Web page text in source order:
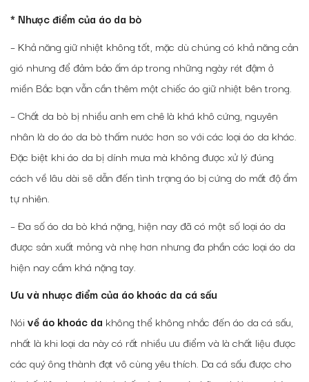
* Nhược điểm của áo da bò
– Khả năng giữ nhiệt không tốt, mặc dù chúng có khả năng cản
gió nhưng để đảm bảo ấm áp trong những ngày rét đậm ở
miền Bắc bạn vẫn cần thêm một chiếc áo giữ nhiệt bên trong.
– Chất da bò bị nhiều anh em chê là khá khô cứng, nguyên
nhân là do áo da bò thấm nước hơn so với các loại áo da khác.
Đặc biệt khi áo da bị dính mưa mà không được xử lý đúng
cách về lâu dài sẽ dẫn đến tình trạng áo bị cứng do mất độ ẩm
tự nhiên.
– Đa số áo da bò khá nặng, hiện nay đã có một số loại áo da
được sản xuất mỏng và nhẹ hơn nhưng đa phần các loại áo da
hiện nay cầm khá nặng tay.
Ưu và nhược điểm của áo khoác da cá sấu
Nói về áo khoác da không thể không nhắc đến áo da cá sấu,
nhất là khi loại da này có rất nhiều ưu điểm và là chất liệu được
các quý ông thành đạt vô cùng yêu thích. Da cá sấu được cho